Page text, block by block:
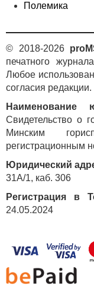
Полемика
© 2018-2026
печатного
Любое
согласия редакции.
Наименование
Свидетельство о
Минским
регистрационным
Юридический
31А/1, каб. 306
Регистрация в
24.05.2024